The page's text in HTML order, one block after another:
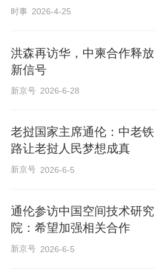
时事 2026-4-25
洪森再访华，中柬合作释放
新信号
新京号 2026-6-28
老挝国家主席通伦：中老铁
路让老挝人民梦想成真
新京号 2026-6-5
通伦参访中国空间技术研究
院：希望加强相关合作
新京号 2026-6-5